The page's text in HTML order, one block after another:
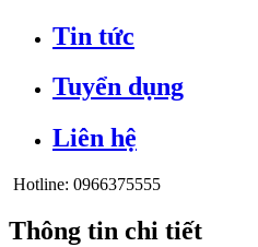
Tin tức
Tuyển dụng
Liên hệ
Hotline: 0966375555
Thông tin chi tiết